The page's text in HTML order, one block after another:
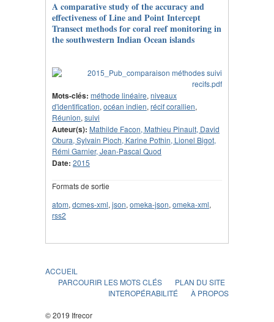
A comparative study of the accuracy and
effectiveness of Line and Point Intercept
Transect methods for coral reef monitoring in
the southwestern Indian Ocean islands
Mots-clés: méthode linéaire, niveaux
d'identification, océan indien, récif corallien,
Réunion, suivi
Auteur(s): Mathilde Facon, Mathieu Pinault, David
Obura, Sylvain Pioch, Karine Pothin, Lionel Bigot,
Rémi Garnier, Jean-Pascal Quod
Date: 2015
Formats de sortie
atom, dcmes-xml, json, omeka-json, omeka-xml,
rss2
ACCUEIL
PARCOURIR LES MOTS CLÉS
PLAN DU SITE
INTEROPÉRABILITÉ
À PROPOS
© 2019 Ifrecor